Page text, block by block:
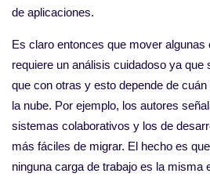
de aplicaciones.
Es claro entonces que mover algunas
requiere un análisis cuidadoso ya que
que con otras y esto depende de
la nube. Por ejemplo, los autores
sistemas colaborativos y los de
más fáciles de migrar. El hecho es
ninguna carga de trabajo es la misma